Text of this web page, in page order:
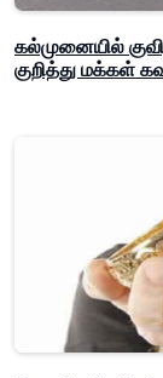
கல்முனையில்
குறித்து மக்கள்